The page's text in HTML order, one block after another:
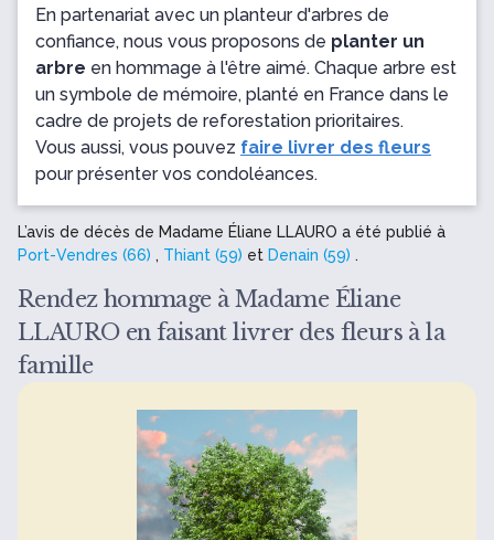
En partenariat avec un planteur d'arbres de
confiance, nous vous proposons de planter un
arbre en hommage à l'être aimé. Chaque arbre est
un symbole de mémoire, planté en France dans le
cadre de projets de reforestation prioritaires.
Vous aussi, vous pouvez faire livrer des fleurs
pour présenter vos condoléances.
L’avis de décès de Madame Éliane LLAURO a été publié à
Port-Vendres (66) , Thiant (59) et Denain (59) .
Rendez hommage à Madame Éliane
LLAURO en faisant livrer des fleurs à la
famille